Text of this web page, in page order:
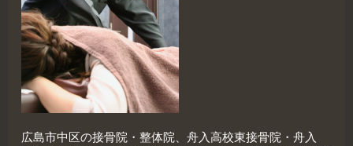
広島市中区の接骨院・整体院、舟入高校東接骨院・舟入